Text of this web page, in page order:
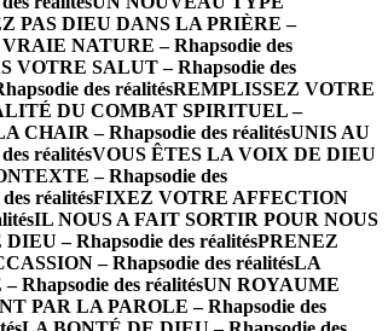
PAS DIEU DANS LA PRIÈRE –
NATURE – Rhapsodie des
VOTRE SALUT – Rhapsodie des
des réalitésREMPLISSEZ VOTRE
DU COMBAT SPIRITUEL –
CHAIR – Rhapsodie des réalitésUNIS AU
réalitésVOUS ÊTES LA VOIX DE DIEU
– Rhapsodie des
réalitésFIXEZ VOTRE AFFECTION
IL NOUS A FAIT SORTIR POUR NOUS
– Rhapsodie des réalitésPRENEZ
– Rhapsodie des réalitésLA
Rhapsodie des réalitésUN ROYAUME
PAR LA PAROLE – Rhapsodie des